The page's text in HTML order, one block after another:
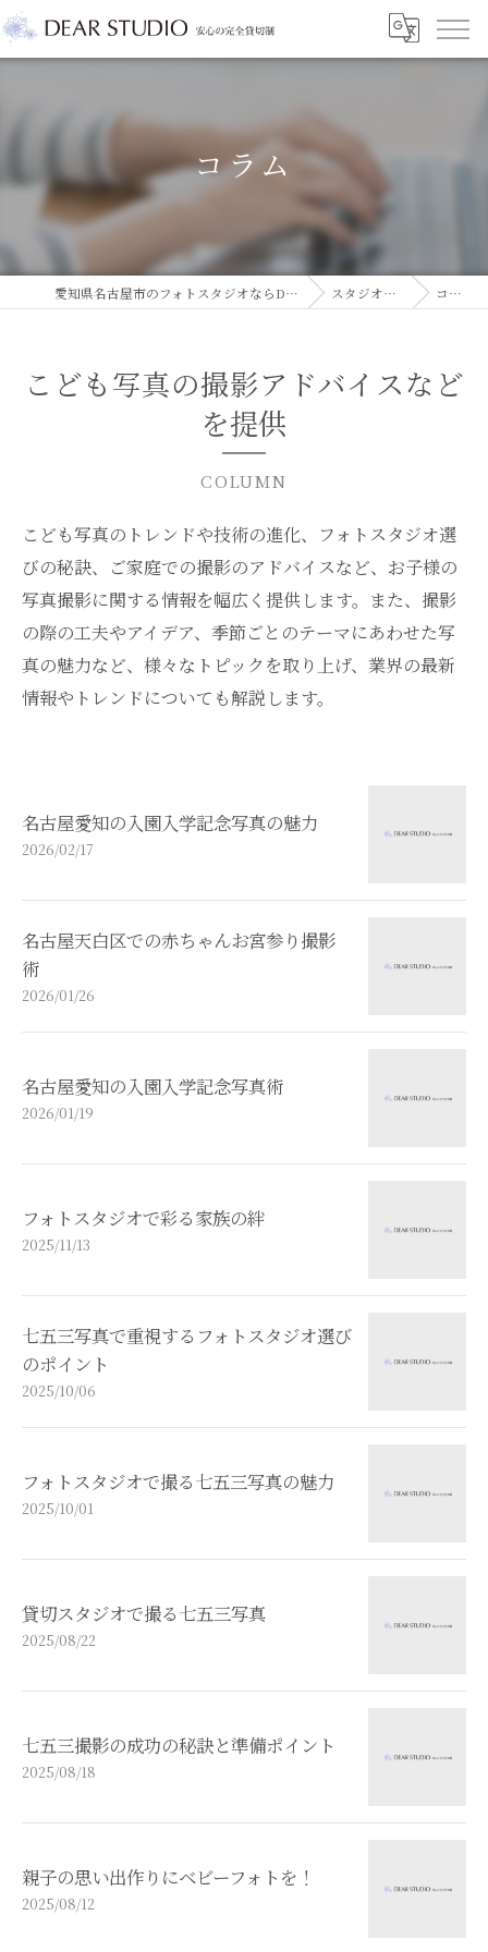
コラム
愛知県名古屋市のフォトスタジオならDEAR STUDIO スタジオコラム コラム
こども写真の撮影アドバイスなど
を提供
COLUMN
こども写真のトレンドや技術の進化、フォトスタジオ選
びの秘訣、ご家庭での撮影のアドバイスなど、お子様の
写真撮影に関する情報を幅広く提供します。また、撮影
の際の工夫やアイデア、季節ごとのテーマにあわせた写
真の魅力など、様々なトピックを取り上げ、業界の最新
情報やトレンドについても解説します。
名古屋愛知の入園入学記念写真の魅力
2026/02/17
名古屋天白区での赤ちゃんお宮参り撮影
術
2026/01/26
名古屋愛知の入園入学記念写真術
2026/01/19
フォトスタジオで彩る家族の絆
2025/11/13
七五三写真で重視するフォトスタジオ選び
のポイント
2025/10/06
フォトスタジオで撮る七五三写真の魅力
2025/10/01
貸切スタジオで撮る七五三写真
2025/08/22
七五三撮影の成功の秘訣と準備ポイント
2025/08/18
親子の思い出作りにベビーフォトを！
2025/08/12